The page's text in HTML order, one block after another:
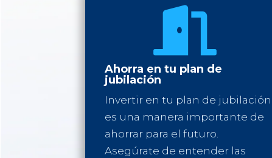

Ahorra en tu plan de
jubilación
Invertir en tu plan de jubilación
es una manera importante de
ahorrar para el futuro.
Asegúrate de entender las